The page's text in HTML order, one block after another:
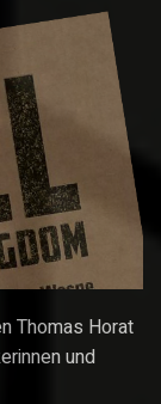
Thomas Horat
und